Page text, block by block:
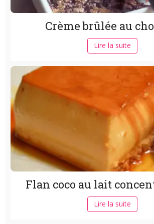
Crème brûlée au
Lire la suite
Flan coco au lait
Lire la suite